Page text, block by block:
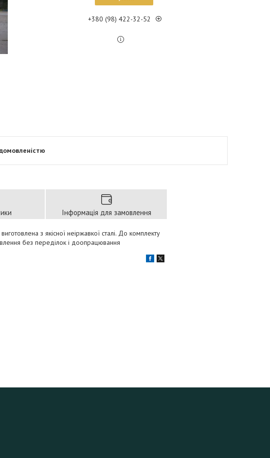
+380 (98) 422-32-52
Інформація для замовлення
з якісної неіржавкої сталі. До комплекту
без переділок і доопрацювання